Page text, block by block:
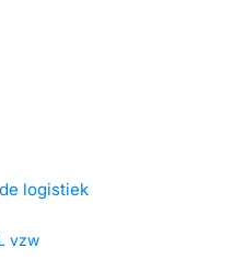
logistiek
vzw